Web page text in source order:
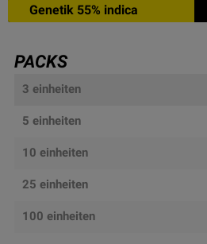
Genetik 55% indica
PACKS
3 einheiten
5 einheiten
10 einheiten
25 einheiten
100 einheiten